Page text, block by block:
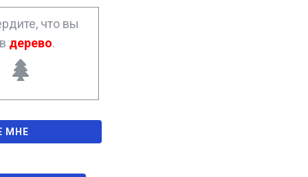
что вы
дерево.